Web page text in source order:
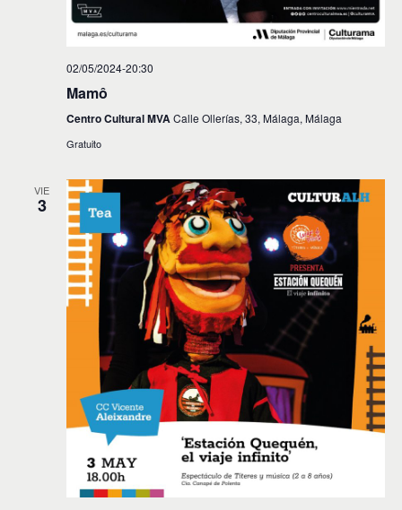
02/05/2024-20:30
Mamô
Centro Cultural MVACalle Ollerías, 33, Málaga, Málaga
Gratuito
VIE
3